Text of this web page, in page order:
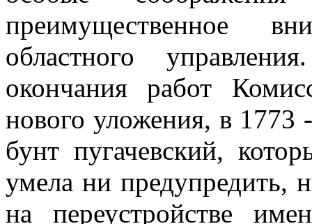
преимущественное
областного
окончания работ
нового уложения, в 1773
бунт пугачевский,
умела ни предупредить,
на переустройстве